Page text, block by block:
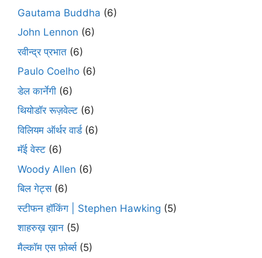
Gautama Buddha (6)
John Lennon (6)
रवीन्द्र प्रभात (6)
Paulo Coelho (6)
डेल कार्नेगी (6)
थियोडॉर रूज़वेल्ट (6)
विलियम ऑर्थर वार्ड(6)
मॅई वेस्ट (6)
Woody Allen (6)
बिल गेट्स(6)
स्टीफन हॉकिंग | Stephen Hawking (5)
शाहरुख़ ख़ान (5)
मैल्कॉम एस फ़ोर्ब्स(5)